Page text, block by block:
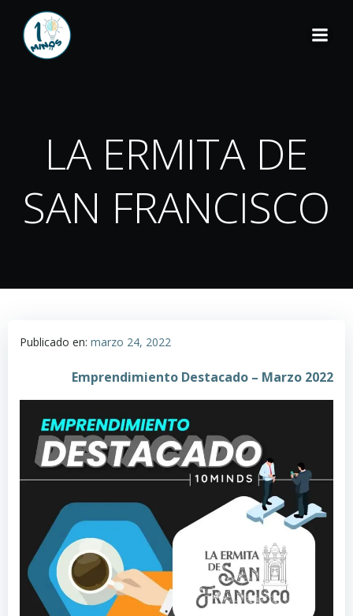
LA ERMITA DE
SAN FRANCISCO
Publicado en: marzo 24, 2022
Emprendimiento Destacado – Marzo 2022